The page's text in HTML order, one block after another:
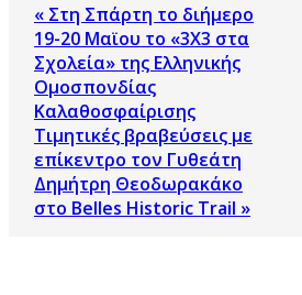
« Στη Σπάρτη το διήμερο
19-20 Μαϊου τo «3Χ3 στα
Σχολεία» της Ελληνικής
Ομοσπονδίας
Καλαθοσφαίρισης
Τιμητικές βραβεύσεις με
επίκεντρο τον Γυθεάτη
Δημήτρη Θεοδωρακάκο
στο Belles Historic Trail »